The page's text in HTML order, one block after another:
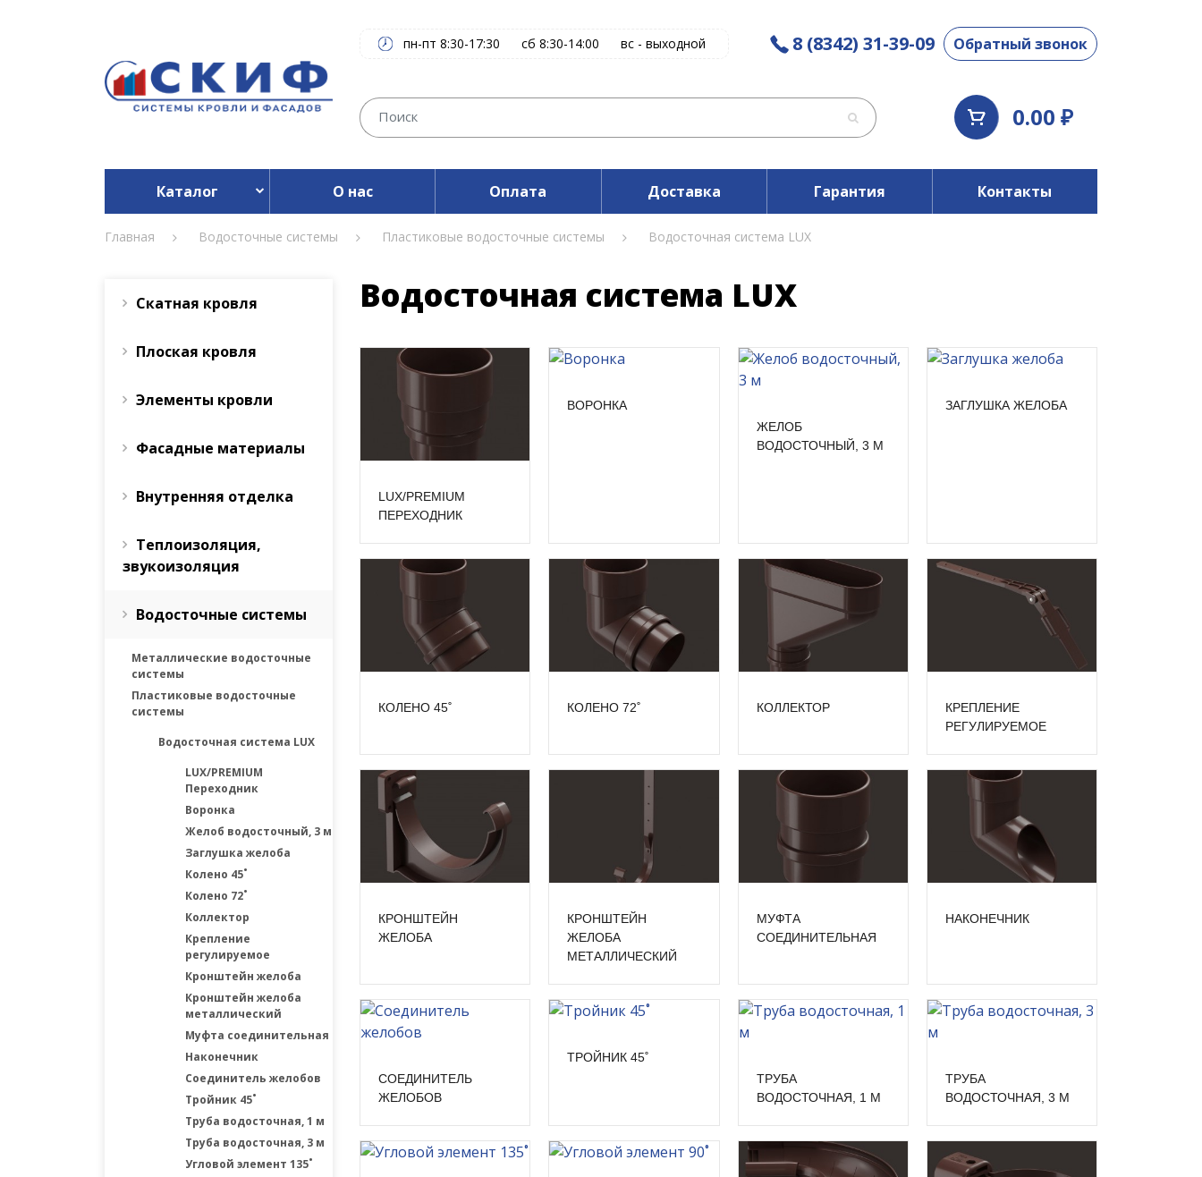
пн-пт 8:30-17:30 сб 8:30-14:00 вс - выходной 8 (8342) 31-39-09 Обратный звонок
0.00 ₽
Каталог О нас Оплата Доставка Гарантия Контакты
Главная Водосточные системы Пластиковые водосточные системы Водосточная система LUX
Скатная кровля
Плоская кровля
Элементы кровли
Фасадные материалы
Внутренняя отделка
Теплоизоляция,
звукоизоляция
Водосточные системы
Металлические водосточные
системы
Пластиковые водосточные
системы
Водосточная система LUX
LUX/PREMIUM
Переходник
Воронка
Желоб водосточный, 3 м
Заглушка желоба
Колено 45˚
Колено 72˚
Коллектор
Крепление
регулируемое
Кронштейн желоба
Кронштейн желоба
металлический
Муфта соединительная
Наконечник
Соединитель желобов
Тройник 45˚
Труба водосточная, 1 м
Труба водосточная, 3 м
Угловой элемент 135˚
Водосточная система LUX
LUX/PREMIUM
ПЕРЕХОДНИК
ВОРОНКА
ЖЕЛОБ
ВОДОСТОЧНЫЙ, 3 М
ЗАГЛУШКА ЖЕЛОБА
КОЛЕНО 45˚ КОЛЕНО 72˚ КОЛЛЕКТОР
КРЕПЛЕНИЕ
РЕГУЛИРУЕМОЕ
КРОНШТЕЙН
ЖЕЛОБА
КРОНШТЕЙН
ЖЕЛОБА
МЕТАЛЛИЧЕСКИЙ
МУФТА
СОЕДИНИТЕЛЬНАЯ
НАКОНЕЧНИК
СОЕДИНИТЕЛЬ
ЖЕЛОБОВ
ТРОЙНИК 45˚
ТРУБА
ВОДОСТОЧНАЯ, 1 М
ТРУБА
ВОДОСТОЧНАЯ, 3 М